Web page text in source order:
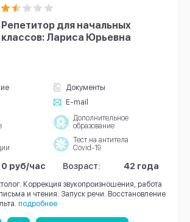
Репетитор для начальных
классов: Лариса Юрьевна
Документы
E-mail
Дополнительное
образование
Тест на антитела
Covid-19
0 руб/час Возраст: 42 года
Коррекция звукопроизношения, работа
и чтения. Запуск речи. Восстановление
подробнее